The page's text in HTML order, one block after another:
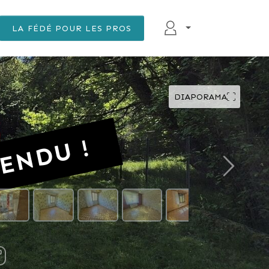
LA FÉDÉ POUR LES PROS
!
DIAPORAMA